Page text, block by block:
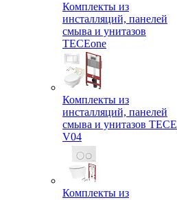
Комплекты из
инсталляций, панелей
смыва и унитазов
TECEone
Комплекты из
инсталляций, панелей
смыва и унитазов ТЕСЕ
V04
Комплекты из